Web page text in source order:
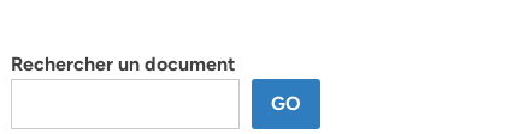
Rechercher un document
GO